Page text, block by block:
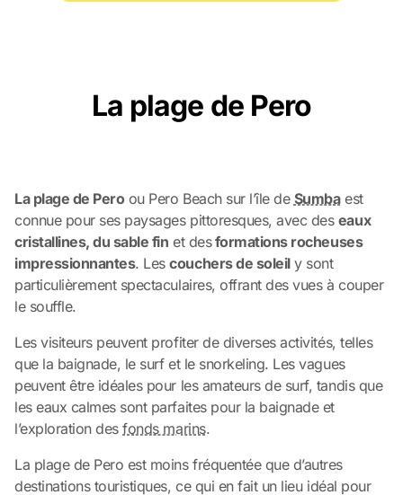
La plage de Pero
La plage de Peroou Pero Beach sur l’île de Sumbaest
connue pour ses paysages pittoresques, avec des eaux
cristallines, du sable fin et desformations rocheuses
impressionnantes. Lescouchers de soleily sont
particulièrement spectaculaires, offrant des vues à couper
le souffle.
Les visiteurs peuvent profiter de diverses activités, telles
que la baignade, le surf et le snorkeling. Les vagues
peuvent être idéales pour les amateurs de surf, tandis que
les eaux calmes sont parfaites pour la baignade et
l’exploration desfonds marins.
La plage de Pero est moins fréquentée que d’autres
destinations touristiques, ce qui en fait un lieu idéal pour